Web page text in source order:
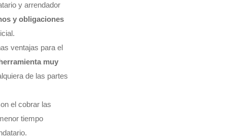
y arrendador
y obligaciones
ventajas para el
muy
de las partes
el cobrar las
tiempo